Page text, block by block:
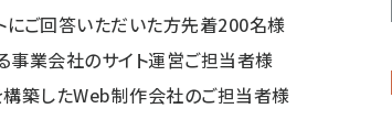
にご回答いただいた方先着200名様
事業会社のサイト運営ご担当者様
構築したWeb制作会社のご担当者様